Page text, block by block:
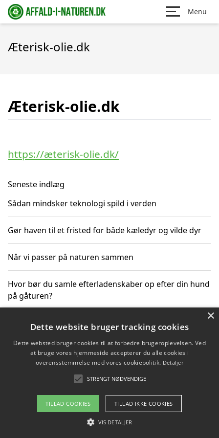
Menu
Æterisk-olie.dk
Æterisk-olie.dk
https://æterisk-olie.dk/
Seneste indlæg
Sådan mindsker teknologi spild i verden
Gør haven til et fristed for både kæledyr og vilde dyr
Når vi passer på naturen sammen
Hvor bør du samle efterladenskaber op efter din hund
på gåturen?
Sådan rydder du effektivt op efter et stort event
Copyright 2026 - Pilanto Aps
Om / kontakt
Blog Betingelser
×
Dette website bruger tracking cookies
Dette websted bruger cookies til at forbedre brugeroplevelsen. Ved
at bruge vores hjemmeside accepterer du alle cookies i
overensstemmelse med vores cookiepolitik. Detaljer
STRENGT NØDVENDIGE
TILLAD COOKIES TILLAD IKKE COOKIES
VIS DETALJER